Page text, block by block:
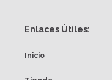
Enlaces Útiles:
Inicio